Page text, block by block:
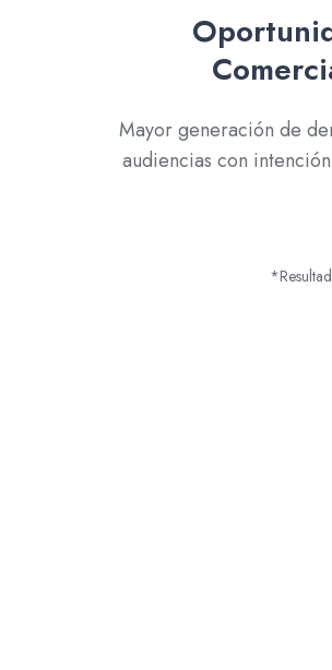
Mayor generación de
audiencias con